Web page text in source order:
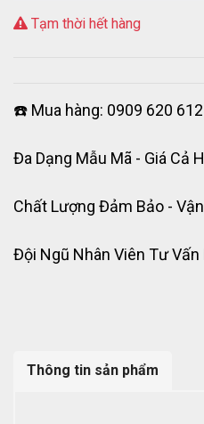
Tạm thời hết hàng
☎️ Mua hàng: 0909 620
Đa Dạng Mẫu Mã - Giá Cả
Chất Lượng Đảm Bảo -
Đội Ngũ Nhân Viên Tư
Thông tin sản phẩm